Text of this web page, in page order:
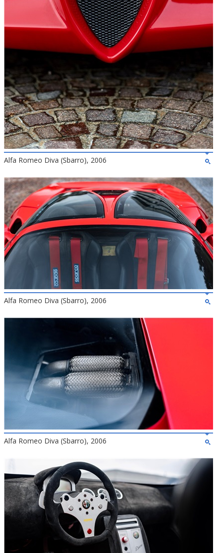
Alfa Romeo Diva (Sbarro), 2006
Alfa Romeo Diva (Sbarro), 2006
Alfa Romeo Diva (Sbarro), 2006